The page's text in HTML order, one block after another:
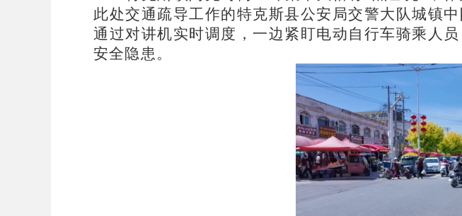
此处交通疏导工作的特克斯县公安局交警大队城镇
通过对讲机实时调度，一边紧盯电动自行车骑乘人
安全隐患。